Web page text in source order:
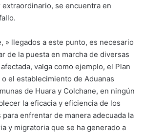
extraordinario, se encuentra en
» llegados a este punto, es necesario
de la puesta en marcha de diversas
valga como ejemplo, el Plan
el establecimiento de Aduanas
de Huara y Colchane, en ningún
la eficacia y eficiencia de los
enfrentar de manera adecuada la
y migratoria que se ha generado a